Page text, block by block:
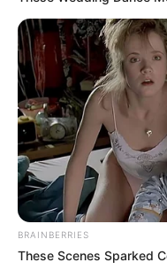
BRAINBERRIES
These Scenes Sparked